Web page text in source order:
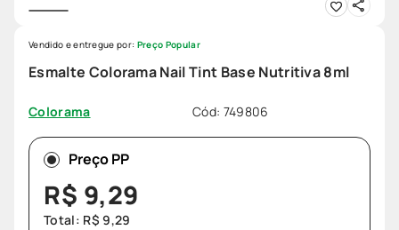
Esmalte Colorama Nail Tint Base Nutritiva 8ml
Colorama Cód: 749806
Vendido e entregue por: Preço Popular
Preço PP
R$ 9,29
Total: R$ 9,29